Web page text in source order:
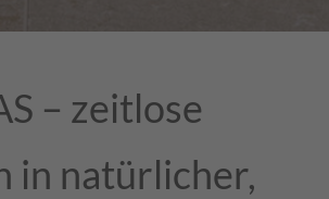
– zeitlose
in natürlicher,